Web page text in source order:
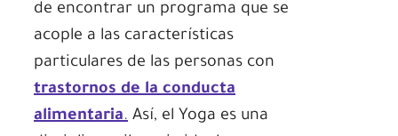
de encontrar un programa que se
acople a las características
particulares de las personas con
trastornos de la conducta
alimentaria. Así, el Yoga es una